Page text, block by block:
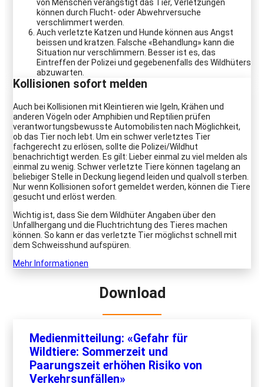
von Menschen verängstigt das Tier, Verletzungen
können durch Flucht- oder Abwehrversuche
verschlimmert werden.
Auch verletzte Katzen und Hunde können aus Angst
beissen und kratzen. Falsche «Behandlung» kann die
Situation nur verschlimmern. Besser ist es, das
Eintreffen der Polizei und gegebenenfalls des Wildhüters
abzuwarten.
Kollisionen sofort melden
Auch bei Kollisionen mit Kleintieren wie Igeln, Krähen und
anderen Vögeln oder Amphibien und Reptilien prüfen
verantwortungsbewusste Automobilisten nach Möglichkeit,
ob das Tier noch lebt. Um ein schwer verletztes Tier
fachgerecht zu erlösen, sollte die Polizei/Wildhut
benachrichtigt werden. Es gilt: Lieber einmal zu viel melden als
einmal zu wenig. Schwer verletzte Tiere können tagelang an
beliebiger Stelle in Deckung liegend leiden und qualvoll sterben.
Nur wenn Kollisionen sofort gemeldet werden, können die Tiere
gesucht und erlöst werden.
Wichtig ist, dass Sie dem Wildhüter Angaben über den
Unfallhergang und die Fluchtrichtung des Tieres machen
können. So kann er das verletzte Tier möglichst schnell mit
dem Schweisshund aufspüren.
Mehr Informationen
Download
Medienmitteilung: «Gefahr für
Wildtiere: Sommerzeit und
Paarungszeit erhöhen Risiko von
Verkehrsunfällen»